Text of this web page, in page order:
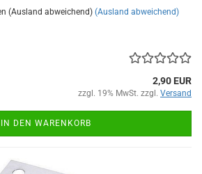
(Ausland abweichend) (Ausland abweichend)
2,90 EUR
zzgl. 19% MwSt. zzgl. Versand
IN DEN WARENKORB